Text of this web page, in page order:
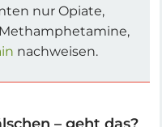
nur Opiate,
nachweisen.